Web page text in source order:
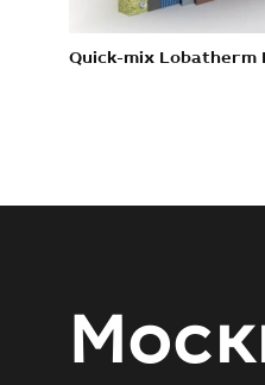
Quick-mix Lobatherm